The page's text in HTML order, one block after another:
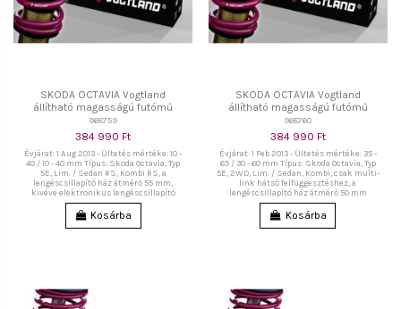
SKODA OCTAVIA Vogtland
állítható magasságú futómű
968759
384 990 Ft
Évjárat: 1 Aug 2013 - Ültetés mértéke: 10 -
40 / 10 - 40 mm Típus: Skoda Octavia, Typ
5E, Lim. / Sedan RS, Kombi RS, a
lengéscsillapító ház átmérő 55 mm,
kivéve elektronikus lengéscsillapító
Kosárba
SKODA OCTAVIA Vogtland
állítható magasságú futómű
968760
384 990 Ft
Évjárat: 1 Feb 2013 - Ültetés mértéke: 35 -
65 / 30 - 60 mm Típus: Skoda Octavia, Typ
5E, 2WD, Lim. / Sedan, Kombi, csak multi-
link hátsó felfüggesztéshez, a
lengéscsillapító ház átmérő 50 mm
Kosárba